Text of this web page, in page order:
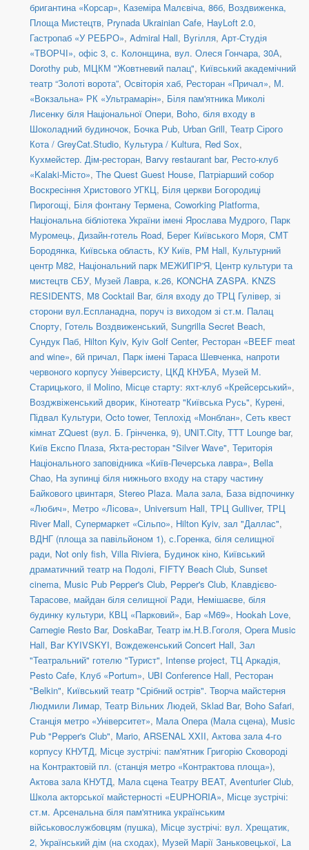
бригантина «Корсар», Каземіра Малєвіча, 86б, Воздвиженка,
Площа Мистецтв, Prynada Ukrainian Cafe, HayLoft 2.0,
Гастропаб «У РЕБРО», Admiral Hall, Вугілля, Арт-Студія
«ТВОРЧІ», офіс 3, с. Колонщина, вул. Олеся Гончара, 30А,
Dorothy pub, МЦКМ "Жовтневий палац", Київський академічний
театр “Золоті ворота”, Освіторія хаб, Ресторан «Причал», М.
«Вокзальна» РК «Ультрамарін», Біля пам'ятника Миколі
Лисенку біля Національної Опери, Boho, біля входу в
Шоколадний будиночок, Бочка Pub, Urban Grill, Театр Сірого
Кота / GreyCat.Studio, Культура / Kultura, Red Sox,
Кухмейстер. Дім-ресторан, Barvy restaurant bar, Ресто-клуб
«Kalaki-Місто», The Quest Guest House, Патріарший собор
Воскресіння Христового УГКЦ, Біля церкви Богородиці
Пирогощі, Біля фонтану Термена, Coworking Platforma,
Національна бібліотека України імені Ярослава Мудрого, Парк
Муромець, Дизайн-готель Road, Берег Київського Моря, СМТ
Бородянка, Київська область, КУ Київ, PM Hall, Культурний
центр М82, Національний парк МЕЖИГІР'Я, Центр культури та
мистецтв СБУ, Музей Лавра, к.26, KONCHA ZASPA. KNZS
RESIDENTS, M8 Cocktail Bar, біля входу до ТРЦ Гулівер, зі
сторони вул.Еспланадна, поруч із виходом зі ст.м. Палац
Спорту, Готель Воздвиженський, Sungrilla Secret Beach,
Сундук Паб, Hilton Kyiv, Kyiv Golf Center, Ресторан «BEEF meat
and wine», 6й причал, Парк імені Тараса Шевченка, напроти
червоного корпусу Універсисту, ЦКД КНУБА, Музей М.
Старицького, il Molino, Місце старту: яхт-клуб «Крейсерський»,
Возджвіженський дворик, Кінотеатр "Київська Русь", Курені,
Підвал Культури, Octo tower, Теплохід «Монблан», Сеть квест
кімнат ZQuest (вул. Б. Грінченка, 9), UNIT.City, TTT Lounge bar,
Київ Експо Плаза, Яхта-ресторан "Silver Wave", Територія
Національного заповідника «Київ-Печерська лавра», Bella
Chao, На зупинці біля нижнього входу на стару частину
Байкового цвинтаря, Stereo Plaza. Мала зала, База відпочинку
«Любич», Метро «Лісова», Universum Hall, ТРЦ Gulliver, ТРЦ
River Mall, Супермаркет «Сільпо», Hilton Kyiv, зал "Даллас",
ВДНГ (площа за павільйоном 1), с.Горенка, біля селищної
ради, Not only fish, Villa Riviera, Будинок кіно, Київський
драматичний театр на Подолі, FIFTY Beach Club, Sunset
cinema, Music Pub Pepper's Club, Pepper's Club, Клавдієво-
Тарасове, майдан біля селищної Ради, Немішаєве, біля
будинку культури, КВЦ «Парковий», Бар «М69», Hookah Love,
Carnegie Resto Bar, DoskaBar, Театр ім.Н.В.Гоголя, Opera Music
Hall, Bar KYIVSKYI, Вождеженський Concert Hall, Зал
"Театральний" готелю "Турист", Intense project, ТЦ Аркадія,
Pesto Cafe, Клуб «Portum», UBI Conference Hall, Ресторан
"Belkin", Київський театр "Срібний острів". Творча майстерня
Людмили Лимар, Театр Вільних Людей, Sklad Bar, Boho Safari,
Станція метро «Університет», Мала Опера (Мала сцена), Music
Pub "Pepper's Club", Mario, ARSENAL XXII, Актова зала 4-го
корпусу КНУТД, Місце зустрічі: пам'ятник Григорію Сковороді
на Контрактовій пл. (станція метро «Контрактова площа»),
Актова зала КНУТД, Мала сцена Театру BEAT, Aventurier Club,
Школа акторської майстерності «EUPHORIA», Місце зустрічі:
ст.м. Арсенальна біля пам'ятника українським
військовослужбовцям (пушка), Місце зустрічі: вул. Хрещатик,
2, Український дім (на сходах), Музей Марії Заньковецької, La